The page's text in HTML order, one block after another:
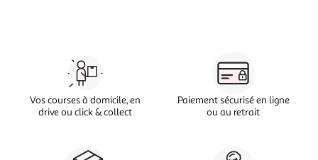
Vos courses à domicile, en
drive ou click & collect
Paiement sécurisé en ligne
ou au retrait